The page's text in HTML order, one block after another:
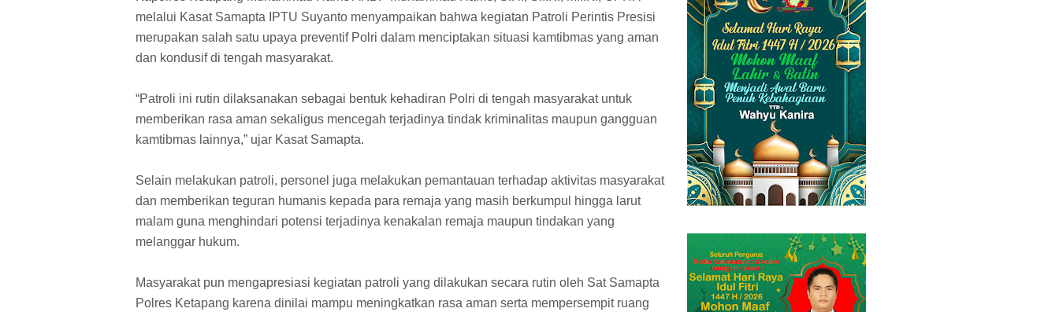
melalui Kasat Samapta IPTU Suyanto menyampaikan bahwa kegiatan Patroli Perintis Presisi
merupakan salah satu upaya preventif Polri dalam menciptakan situasi kamtibmas yang aman
dan kondusif di tengah masyarakat.
“Patroli ini rutin dilaksanakan sebagai bentuk kehadiran Polri di tengah masyarakat untuk
memberikan rasa aman sekaligus mencegah terjadinya tindak kriminalitas maupun gangguan
kamtibmas lainnya,” ujar Kasat Samapta.
Selain melakukan patroli, personel juga melakukan pemantauan terhadap aktivitas masyarakat
dan memberikan teguran humanis kepada para remaja yang masih berkumpul hingga larut
malam guna menghindari potensi terjadinya kenakalan remaja maupun tindakan yang
melanggar hukum.
Masyarakat pun mengapresiasi kegiatan patroli yang dilakukan secara rutin oleh Sat Samapta
Polres Ketapang karena dinilai mampu meningkatkan rasa aman serta mempersempit ruang